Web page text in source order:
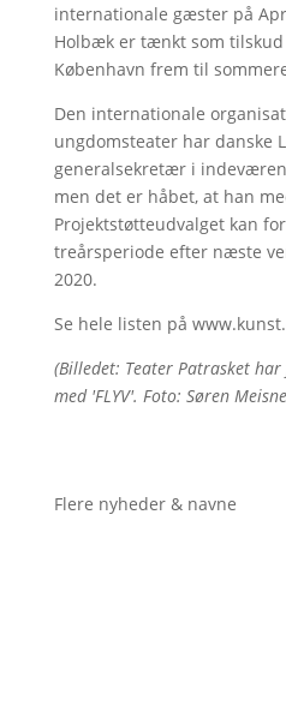
internationale gæster på
Holbæk er tænkt som
København frem til
Den internationale
ungdomsteater har danske
generalsekretær i
men det er håbet, at han
Projektstøtteudvalget kan
treårsperiode efter næste
2020.
Se hele listen på
(Billedet: Teater Patrasket
med 'FLYV'. Foto: Søren
Flere nyheder & navne